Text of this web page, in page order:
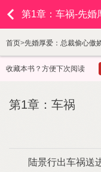
首页>先婚厚爱：总裁偷心傲
收藏本书？方便下次阅读
第1章：车祸
出车祸送